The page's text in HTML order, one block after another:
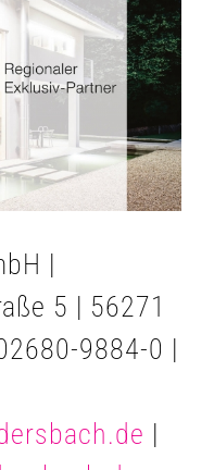
|
5 | 56271
9884-0 |
|